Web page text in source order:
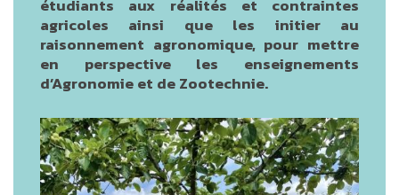
étudiants aux réalités et contraintes
agricoles ainsi que les initier au
raisonnement agronomique, pour mettre
en perspective les enseignements
d’Agronomie et de Zootechnie.